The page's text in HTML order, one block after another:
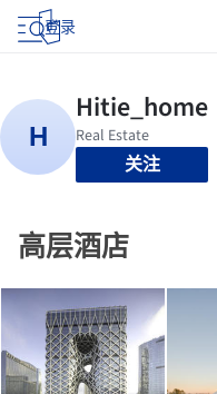
登录
关注
高层酒店